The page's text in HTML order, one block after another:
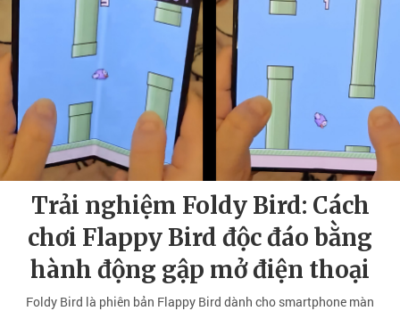
Trải nghiệm Foldy Bird: Cách
chơi Flappy Bird độc đáo bằng
hành động gập mở điện thoại
Foldy Bird là phiên bản Flappy Bird dành cho smartphone màn